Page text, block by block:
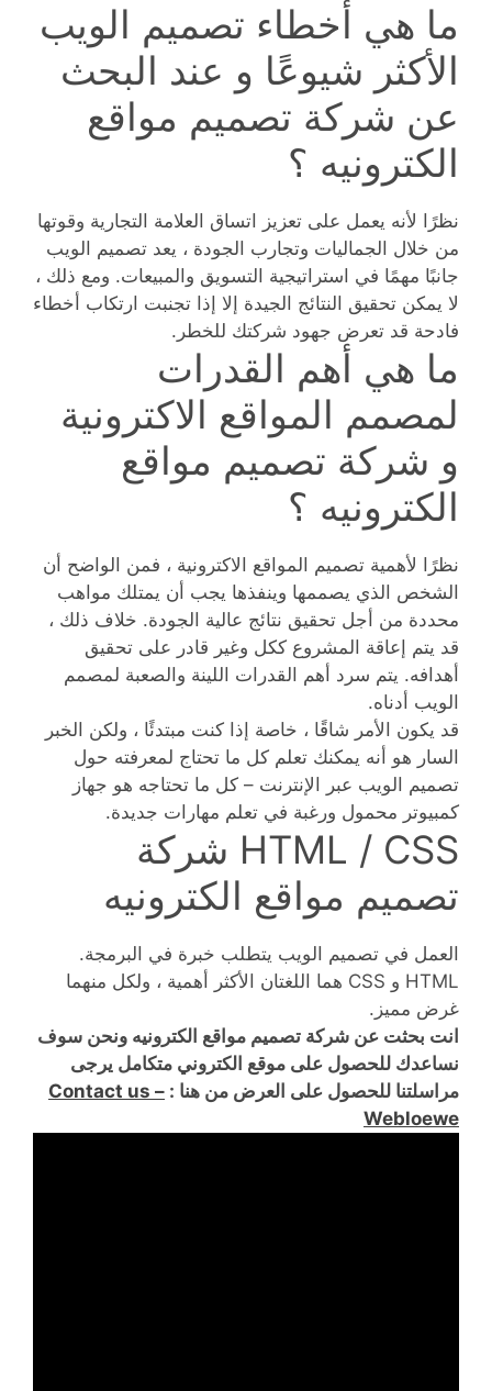
ما هي أخطاء تصميم الويب
الأكثر شيوعًا و عند البحث
عن شركة تصميم مواقع
الكترونيه ؟
نظرًا لأنه يعمل على تعزيز اتساق العلامة التجارية وقوتها
من خلال الجماليات وتجارب الجودة ، يعد تصميم الويب
جانبًا مهمًا في استراتيجية التسويق والمبيعات. ومع ذلك ،
لا يمكن تحقيق النتائج الجيدة إلا إذا تجنبت ارتكاب أخطاء
فادحة قد تعرض جهود شركتك للخطر.
ما هي أهم القدرات
لمصمم المواقع الاكترونية
و شركة تصميم مواقع
الكترونيه ؟
نظرًا لأهمية تصميم المواقع الاكترونية ، فمن الواضح أن
الشخص الذي يصممها وينفذها يجب أن يمتلك مواهب
محددة من أجل تحقيق نتائج عالية الجودة. خلاف ذلك ،
قد يتم إعاقة المشروع ككل وغير قادر على تحقيق
أهدافه. يتم سرد أهم القدرات اللينة والصعبة لمصمم
الويب أدناه.
قد يكون الأمر شاقًا ، خاصة إذا كنت مبتدئًا ، ولكن الخبر
السار هو أنه يمكنك تعلم كل ما تحتاج لمعرفته حول
تصميم الويب عبر الإنترنت – كل ما تحتاجه هو جهاز
كمبيوتر محمول ورغبة في تعلم مهارات جديدة.
HTML / CSS شركة
تصميم مواقع الكترونيه
العمل في تصميم الويب يتطلب خبرة في البرمجة.
HTML و CSS هما اللغتان الأكثر أهمية ، ولكل منهما
غرض مميز.
انت بحثت عن شركة تصميم مواقع الكترونيه ونحن سوف
نساعدك للحصول على موقع الكتروني متكامل يرجى
مراسلتنا للحصول على العرض من هنا : Contact us –
Webloewe